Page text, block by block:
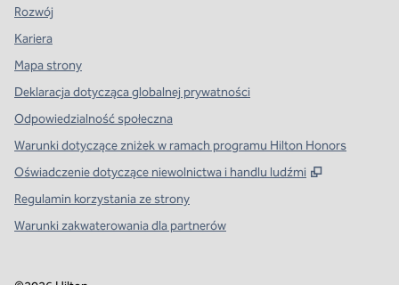
Rozwój
Kariera
Mapa strony
Deklaracja dotycząca globalnej prywatności
Odpowiedzialność społeczna
Warunki dotyczące zniżek w ramach programu Hilton Honors
Oświadczenie dotyczące niewolnictwa i handlu ludźmi
,
Regulamin korzystania ze strony
Warunki zakwaterowania dla partnerów